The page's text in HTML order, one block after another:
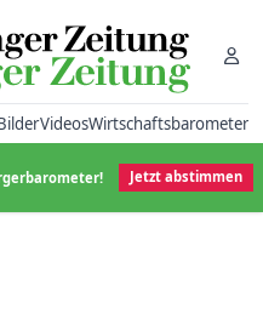
VideosWirtschaftsbarometer
Jetzt abstimmen